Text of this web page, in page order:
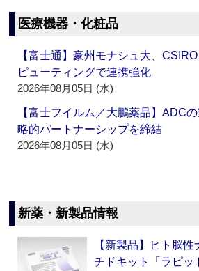
医療機器・化粧品
【富士通】豪州モナシュ大、
ピューティングで連携強化
2026年08月05日 (水)
【富士フイルム／大鵬薬品】ADC
略的パートナーシップを締結
2026年08月05日 (水)
新薬・新製品情報
【新製品】ヒト脳
チドキット「ラピッ